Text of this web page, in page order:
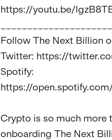
https://youtu.be/
Follow The Next Billion
Twitter: https://
Spotify:
https://
Crypto is so much more
onboarding The Next